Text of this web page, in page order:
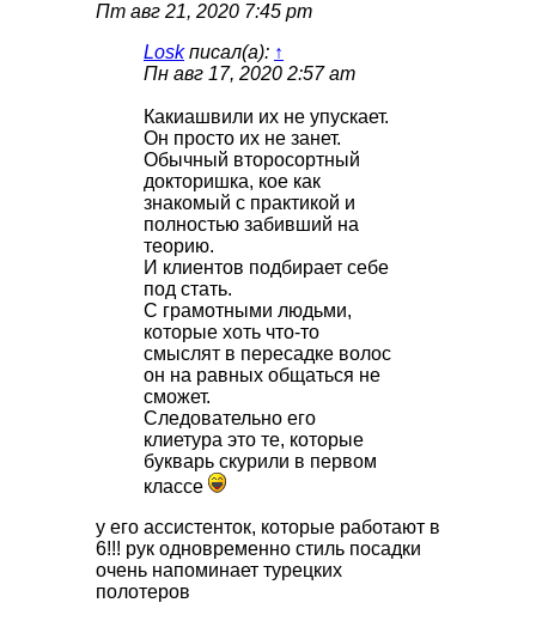
Пт авг 21, 2020 7:45 pm
Loskписал(а): ↑
Пн авг 17, 2020 2:57 am
Какиашвили их не упускает.
Он просто их не занет.
Обычный второсортный
докторишка, кое как
знакомый с практикой и
полностью забивший на
теорию.
И клиентов подбирает себе
под стать.
С грамотными людьми,
которые хоть что-то
смыслят в пересадке волос
он на равных общаться не
сможет.
Следовательно его
клиетура это те, которые
букварь скурили в первом
классе
у его ассистенток, которые работают в
6!!! рук одновременно стиль посадки
очень напоминает турецких
полотеров